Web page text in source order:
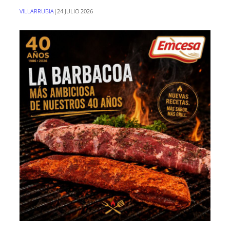
VILLARRUBIA|24 JULIO 2026